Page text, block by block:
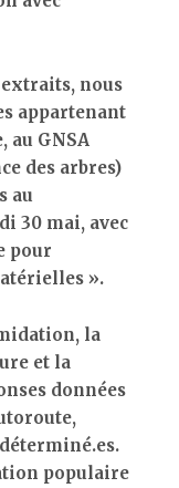
extraits, nous
appartenant
au GNSA
des arbres)
au
30 mai, avec
pour
».
la
et la
données
populaire